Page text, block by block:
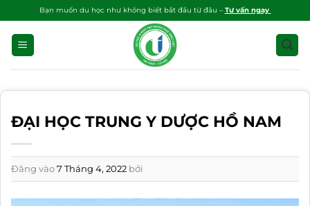
qua
dung
Bạn muốn du học như không biết bắt đầu từ đâu – Tư vấn ngay
ĐẠI HỌC TRUNG Y DƯỢC HỒ NAM
Đăng vào7 Tháng 4, 2022 bởi